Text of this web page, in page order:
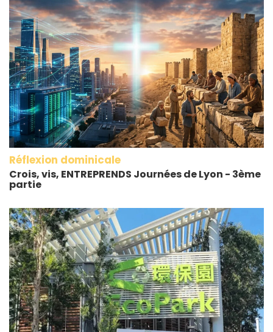
Réflexion dominicale
Crois, vis, ENTREPRENDS Journées de Lyon - 3ème
partie